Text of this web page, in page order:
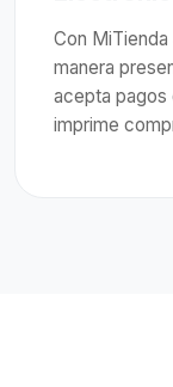
Con
manera
acepta pagos
imprime